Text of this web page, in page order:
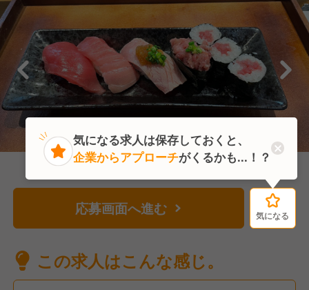
応募画面へ進む 気になる
この求人はこんな感じ。
気になる
気になる求人は保存しておくと、
企業からアプローチがくるかも...！？